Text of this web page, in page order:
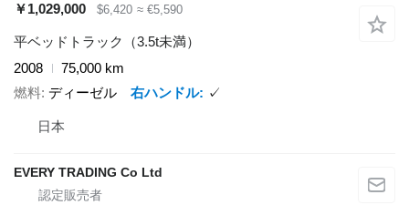
￥1,029,000
$6,420 ≈ €5,590
平ベッドトラック（3.5t未満）
2008
75,000 km
燃料 ディーゼル 右ハンドル ✓
日本
EVERY TRADING Co Ltd